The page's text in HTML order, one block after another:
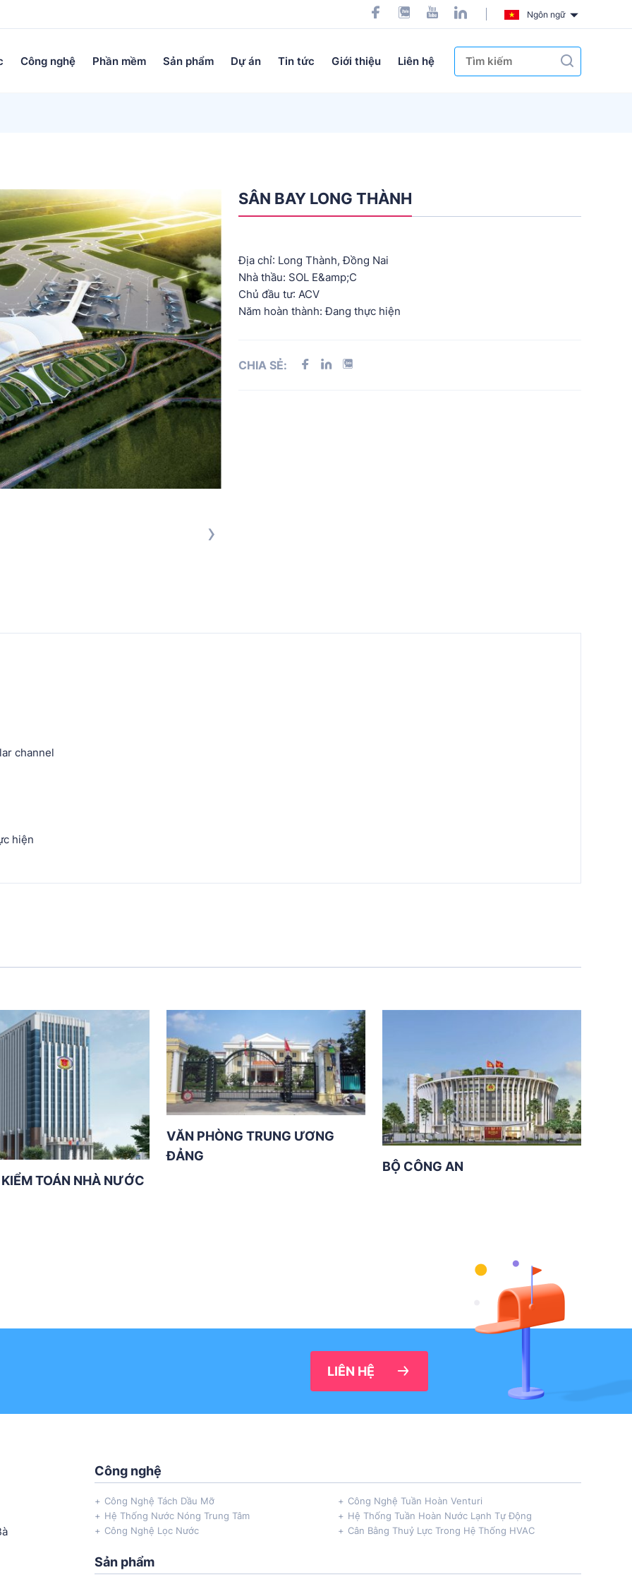
Ngôn ngữ
Công nghệ Phần mềm Sản phẩm Dự án Tin tức Giới thiệu Liên hệ
›
SÂN BAY LONG THÀNH
Địa chỉ: Long Thành, Đồng Nai
Nhà thầu: SOL E&amp;C
Chủ đầu tư: ACV
Năm hoàn thành: Đang thực hiện
CHIA SẺ:
channel
hiện
TOÁN NHÀ NƯỚC
VĂN PHÒNG TRUNG ƯƠNG
ĐẢNG
BỘ CÔNG AN
LIÊN HỆ
Công nghệ
Công Nghệ Tách Dầu Mỡ
Công Nghệ Tuần Hoàn Venturi
Hệ Thống Nước Nóng Trung Tâm
Hệ Thống Tuần Hoàn Nước Lạnh Tự Động
Công Nghệ Lọc Nước
Cân Bằng Thuỷ Lực Trong Hệ Thống HVAC
Sản phẩm